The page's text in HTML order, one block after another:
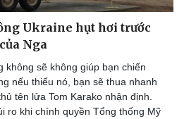
Ukraine hụt hơi trước
Nga
không sẽ không giúp bạn chiến
nếu thiếu nó, bạn sẽ thua nhanh
tên lửa Tom Karako nhận định.
ro khi chính quyền Tổng thống Mỹ